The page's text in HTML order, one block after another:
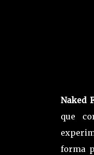
Naked
que
forma